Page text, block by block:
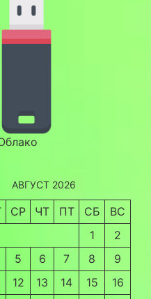
АВГУСТ 2026
СР ЧТ ПТ СБ
ВС
1
2
5 6 7 8
9
12 13 14 15
16